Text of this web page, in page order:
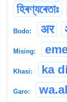
হিৰণ্যৰেতাঃ
Bodo: अर
Mising:
Khasi: ka
Garo: wa.al